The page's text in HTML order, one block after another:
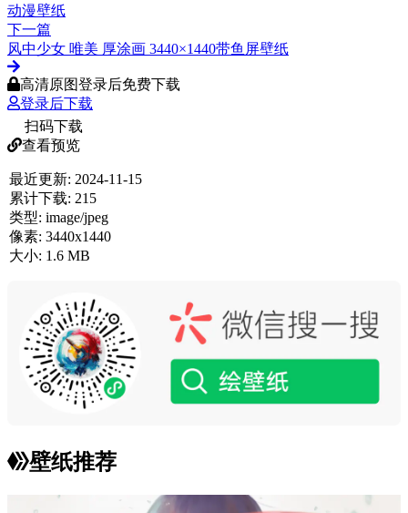
动漫壁纸
下一篇
风中少女 唯美 厚涂画 3440×1440带鱼屏壁纸
高清原图登录后免费下载
登录后下载
扫码下载
查看预览
最近更新: 2024-11-15
累计下载: 215
类型: image/jpeg
像素: 3440x1440
大小: 1.6 MB
壁纸推荐